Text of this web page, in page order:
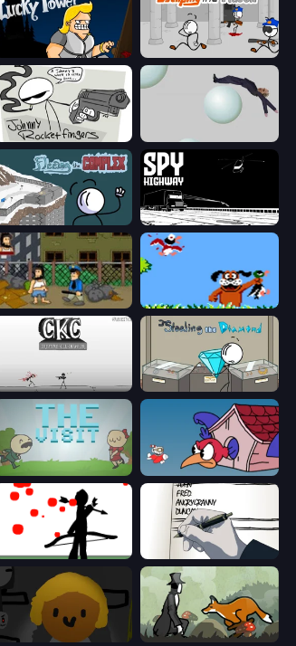
Lucky Tower Escaping the Prison
Johnny Rocketfingers Bush Ragdoll
Fleeing the Complex Spy Highway
Hobo Duck Hunt
Creative Kill Chamber Stealing the Diamond
The Visit Cuphead
Bowman Death Note Type
The Illusionist's Dream